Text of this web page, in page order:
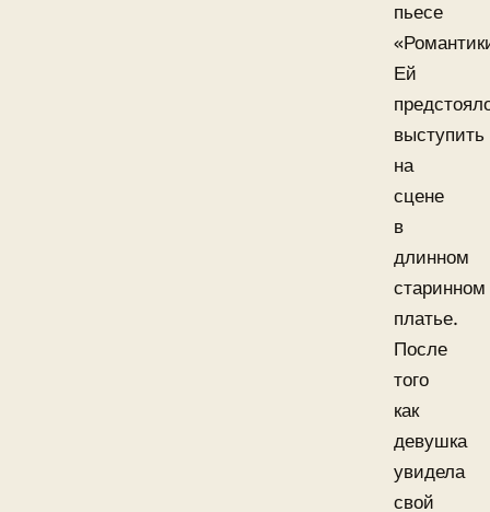
пьесе
Ей
выступить
на
сцене
в
длинном
старинном
платье.
После
того
как
девушка
увидела
свой